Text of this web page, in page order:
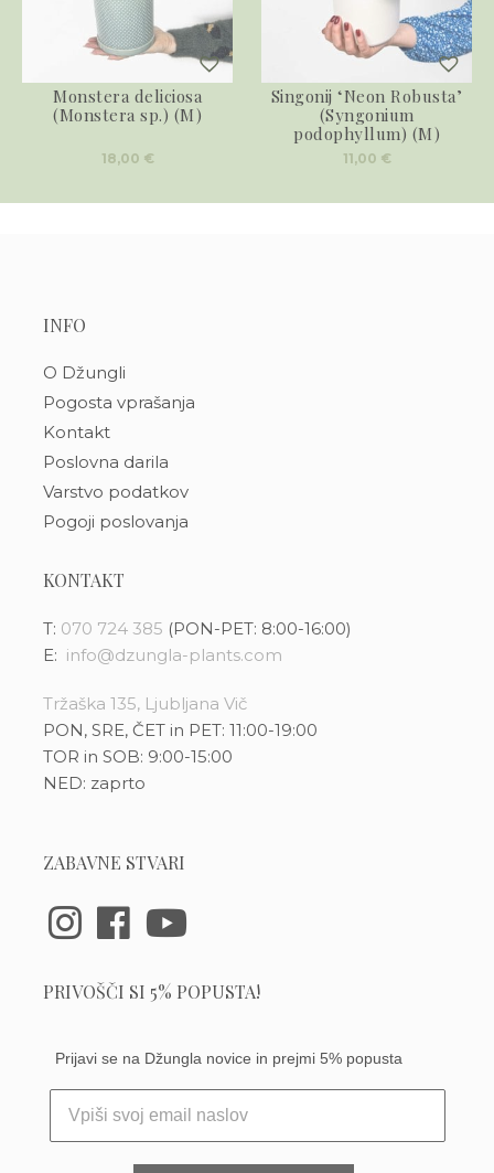
Monstera deliciosa
(Monstera sp.) (M)
18,00 €
Singonij ‘Neon Robusta’
(Syngonium
podophyllum) (M)
11,00 €
INFO
O Džungli
Pogosta vprašanja
Kontakt
Poslovna darila
Varstvo podatkov
Pogoji poslovanja
KONTAKT
T: 070 724 385 (PON-PET: 8:00-16:00)
E: info@dzungla-plants.com
Tržaška 135, Ljubljana Vič
PON, SRE, ČET in PET: 11:00-19:00
TOR in SOB: 9:00-15:00
NED: zaprto
ZABAVNE STVARI
PRIVOŠČI SI 5% POPUSTA!
Prijavi se na Džungla novice in prejmi 5% popusta